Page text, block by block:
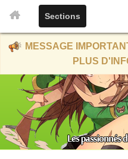
Sections
MESSAGE
PLUS